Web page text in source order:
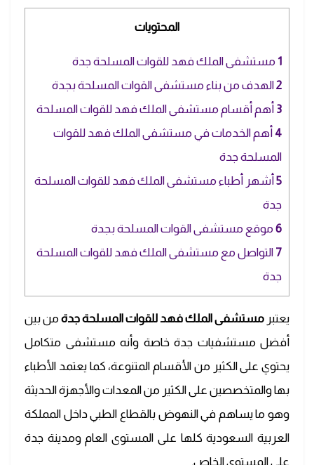
المحتويات
1 مستشفى الملك فهد للقوات المسلحة جدة
2 الهدف من بناء مستشفى القوات المسلحة بجدة
3 أهم أقسام مستشفى الملك فهد للقوات المسلحة
4 أهم الخدمات في مستشفى الملك فهد للقوات
المسلحة جدة
5 أشهر أطباء مستشفى الملك فهد للقوات المسلحة
جدة
6 موقع مستشفى القوات المسلحة بجدة
7 التواصل مع مستشفى الملك فهد للقوات المسلحة
جدة
يعتبر مستشفى الملك فهد للقوات المسلحة جدة من بين
أفضل مستشفيات جدة خاصة وأنه مستشفى متكامل
يحتوي على الكثير من الأقسام المتنوعة، كما يعتمد الأطباء
بها والمتخصصين على الكثير من المعدات والأجهزة الحديثة
وهو ما يساهم في النهوض بالقطاع الطبي داخل المملكة
العربية السعودية كلها على المستوى العام ومدينة جدة
على المستوى الخاص.